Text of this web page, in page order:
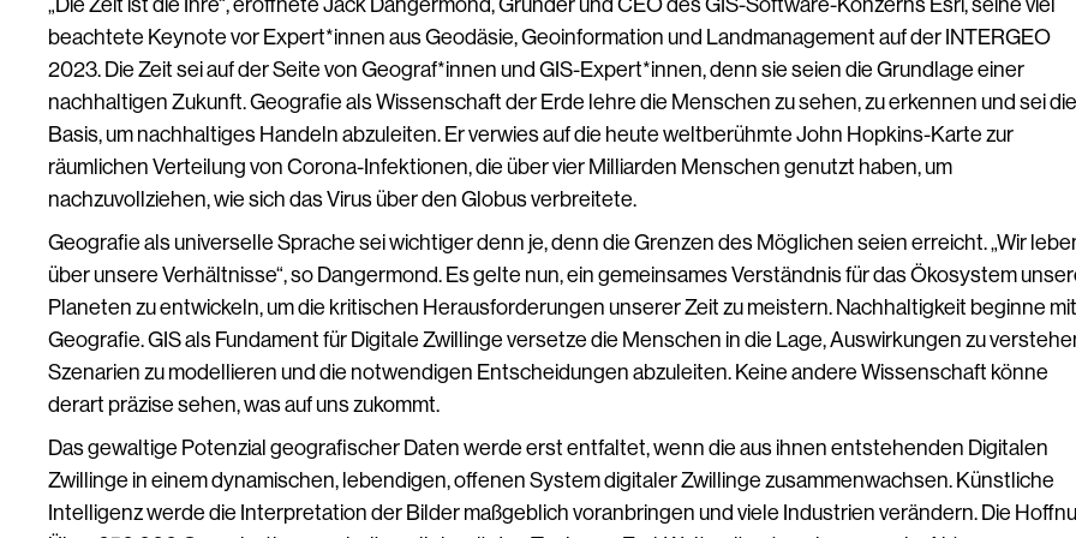
beachtete Keynote vor Expert*innen aus Geodäsie, Geoinformation und Landmanagement auf der INTERGEO
2023. Die Zeit sei auf der Seite von Geograf*innen und GIS-Expert*innen, denn sie seien die Grundlage einer
nachhaltigen Zukunft. Geografie als Wissenschaft der Erde lehre die Menschen zu sehen, zu erkennen und sei die
Basis, um nachhaltiges Handeln abzuleiten. Er verwies auf die heute weltberühmte John Hopkins-Karte zur
räumlichen Verteilung von Corona-Infektionen, die über vier Milliarden Menschen genutzt haben, um
nachzuvollziehen, wie sich das Virus über den Globus verbreitete.
Geografie als universelle Sprache sei wichtiger denn je, denn die Grenzen des Möglichen seien erreicht. „Wir
über unsere Verhältnisse“, so Dangermond. Es gelte nun, ein gemeinsames Verständnis für das Ökosystem
Planeten zu entwickeln, um die kritischen Herausforderungen unserer Zeit zu meistern. Nachhaltigkeit beginne mit
Geografie. GIS als Fundament für Digitale Zwillinge versetze die Menschen in die Lage, Auswirkungen zu
Szenarien zu modellieren und die notwendigen Entscheidungen abzuleiten. Keine andere Wissenschaft könne
derart präzise sehen, was auf uns zukommt.
Das gewaltige Potenzial geografischer Daten werde erst entfaltet, wenn die aus ihnen entstehenden Digitalen
Zwillinge in einem dynamischen, lebendigen, offenen System digitaler Zwillinge zusammenwachsen. Künstliche
Intelligenz werde die Interpretation der Bilder maßgeblich voranbringen und viele Industrien verändern. Die